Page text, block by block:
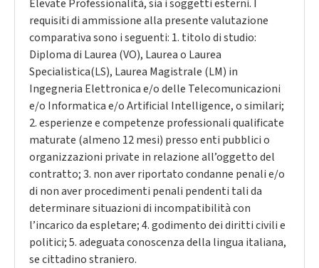
Elevate Professionalità, sia i soggetti esterni. I
requisiti di ammissione alla presente valutazione
comparativa sono i seguenti: 1. titolo di studio:
Diploma di Laurea (VO), Laurea o Laurea
Specialistica(LS), Laurea Magistrale (LM) in
Ingegneria Elettronica e/o delle Telecomunicazioni
e/o Informatica e/o Artificial Intelligence, o similari;
2. esperienze e competenze professionali qualificate
maturate (almeno 12 mesi) presso enti pubblici o
organizzazioni private in relazione all’oggetto del
contratto; 3. non aver riportato condanne penali e/o
di non aver procedimenti penali pendenti tali da
determinare situazioni di incompatibilità con
l’incarico da espletare; 4. godimento dei diritti civili e
politici; 5. adeguata conoscenza della lingua italiana,
se cittadino straniero.